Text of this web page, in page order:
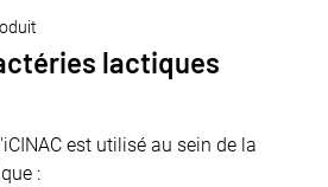
lactiques
est utilisé au sein de la
: